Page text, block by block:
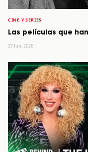
CINE Y SERIES
Las películas que
27 Jun, 2026